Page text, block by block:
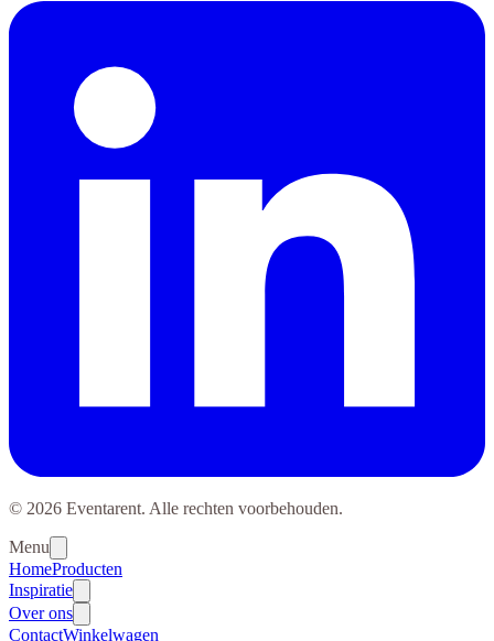
© 2026 Eventarent. Alle rechten voorbehouden.
Menu
HomeProducten
Inspiratie
Over ons
ContactWinkelwagen